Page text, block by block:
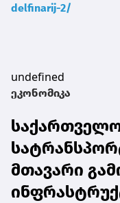
delfinarij-2/
undefined
ეკონომიკა
მთავარი